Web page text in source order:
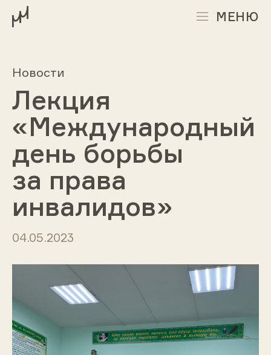
МЕНЮ
Новости
Лекция
«Международный
день борьбы
за права
инвалидов»
04.05.2023